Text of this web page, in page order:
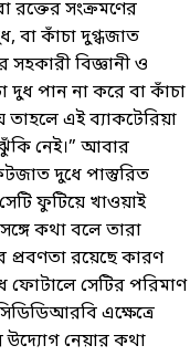
রক্তের সংক্রমণের
বা কাঁচা দুগ্ধজাত
বিজ্ঞানী ও
পান না করে বা কাঁচা
এই ব্যাকটেরিয়া
নেই।” আবার
দুধে পাস্তুরিত
ফুটিয়ে খাওয়াই
কথা বলে তারা
প্রবণতা রয়েছে কারণ
ফোটালে সেটির পরিমাণ
এক্ষেত্রে
উদ্যোগ নেয়ার কথা